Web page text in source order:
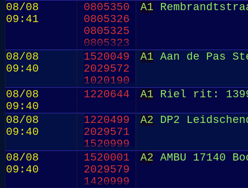
08/08
09:41
0805350
0805326
0805325
0805323
2029575
1520999
A1
08/08
09:40
1520049
2029572
1020190
A1 Aan de Pas
08/08
09:40
1220644 A1 Riel rit:
08/08
09:40
1220499
2029571
1520999
A2 DP2
08/08
09:40
1520001
2029579
1420999
A2 AMBU 17140